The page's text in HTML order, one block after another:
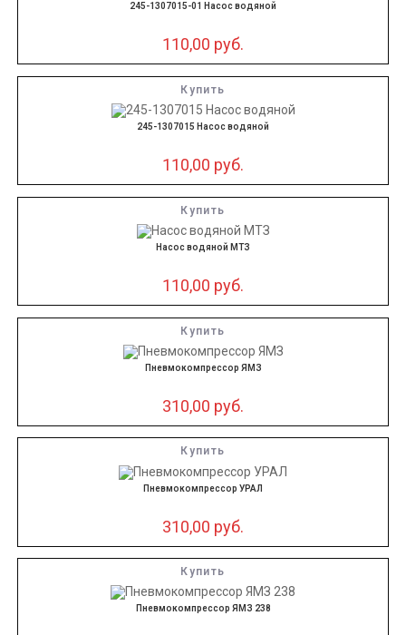
245-1307015-01 Насос водяной
110,00 руб.
Купить
245-1307015 Насос водяной
110,00 руб.
Купить
Насос водяной МТЗ
110,00 руб.
Купить
Пневмокомпрессор ЯМЗ
310,00 руб.
Купить
Пневмокомпрессор УРАЛ
310,00 руб.
Купить
Пневмокомпрессор ЯМЗ 238